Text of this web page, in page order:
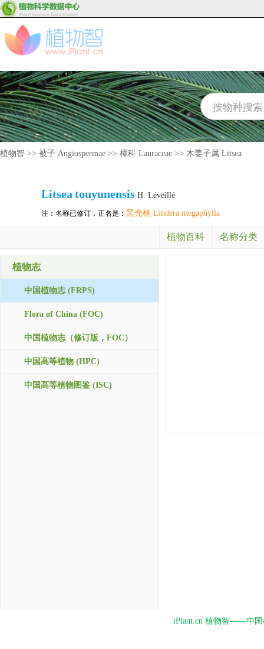
植物智 >> 被子 Angiospermae >> 樟科 Lauraceae >> 木姜子属 Litsea
Litsea touyunensis H. Léveillé
注：名称已修订，正名是： 黑壳楠 Lindera megaphylla
植物百科 名称分类
植物志
中国植物志 (FRPS)
Flora of China (FOC)
中国植物志（修订版，FOC）
中国高等植物 (HPC)
中国高等植物图鉴 (ISC)
iPlant.cn 植物智——中国